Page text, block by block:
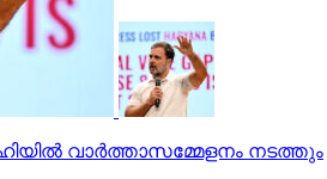
വാര്‍ത്താസമ്മേളനം നടത്തും